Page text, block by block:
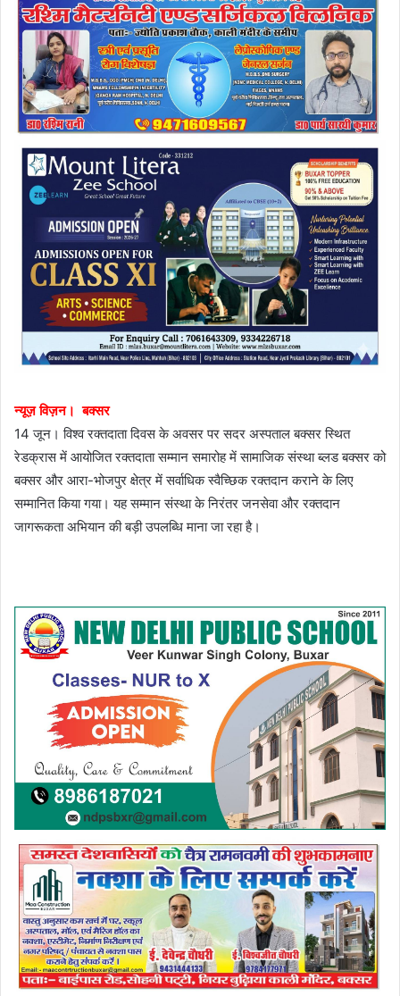
न्यूज़ विज़न। बक्सर
14 जून। विश्व रक्तदाता दिवस के अवसर पर सदर अस्पताल बक्सर स्थित
रेडक्रास में आयोजित रक्तदाता सम्मान समारोह में सामाजिक संस्था ब्लड बक्सर को
बक्सर और आरा-भोजपुर क्षेत्र में सर्वाधिक स्वैच्छिक रक्तदान कराने के लिए
सम्मानित किया गया। यह सम्मान संस्था के निरंतर जनसेवा और रक्तदान
जागरूकता अभियान की बड़ी उपलब्धि माना जा रहा है।